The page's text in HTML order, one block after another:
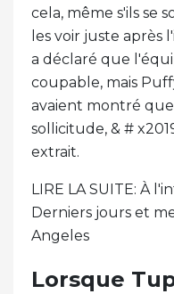
cela, même s'ils se
les voir juste après
a déclaré que
coupable, mais
avaient montré
sollicitude, & #
extrait.
LIRE LA SUITE: À
Derniers jours et
Angeles
Lorsque